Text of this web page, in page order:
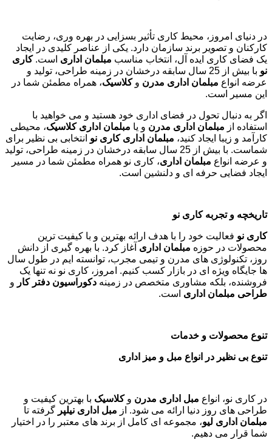
در دنیای امروز، محیط کاری تأثیر بسزایی در بهره وری، رضایت
کارکنان و تصویر برند سازمان دارد. یکی از عناصر کلیدی در ایجاد
یک فضای کاری ایده آل، انتخاب مناسب مبلمان اداری است.کاری
نو
با بیش از 25 سال سابقه درخشان در زمینه طراحی، تولید و
عرضه انواع مبلمان اداری مدرن وکلاسیک، همراه مطمئن شما در
این مسیر است.
اگر به دنبال تحول در فضای اداری خود هستید و می خواهید با
استفاده از مبلمان اداری مدرن و یا مبلمان اداری کلاسیک، محیطی
کارآمد و زیبا ایجاد کنید، مبلمان اداری کاری نو انتخابی بی نظیر برای
شماست. با بیش از 25 سال سابقه درخشان در زمینه طراحی، تولید
و عرضه انواع مبلمان اداری، کاری نو همراه مطمئن شما در مسیر
ایجاد فضایی حرفه ای و دلنشین است.
تاریخچه و تجربه کاری نو
کاری نو فعالیت خود را با هدف ارائه بهترین و با کیفیت ترین
محصولات در حوزه مبلمان اداری آغاز کرد. با بهره گیری از دانش
روز، تکنولوژی های مدرن و تیمی مجرب، توانسته ایم در طول سال
ها جایگاه ویژه ای در بازار کسب کنیم. امروز، کاری نو نه تنها یک
فروشنده، بلکه مشاوری متخصص در زمینه دکوراسیون دفتر کار و
طراحی مبلمان اداری است.
تنوع محصولات و خدمات
تنوع بی نظیر در انواع مبل و میز اداری
در کاری نو، انواع مبل اداری مدرن وکلاسیک با بهترین کیفیت و
طراحی های روز دنیا ارائه می شود. از مبل اداری نیلپر گرفته تا
مبلمان اداری لیو، مجموعه ای کامل از برند های معتبر را در اختیار
شما قرار می دهیم.